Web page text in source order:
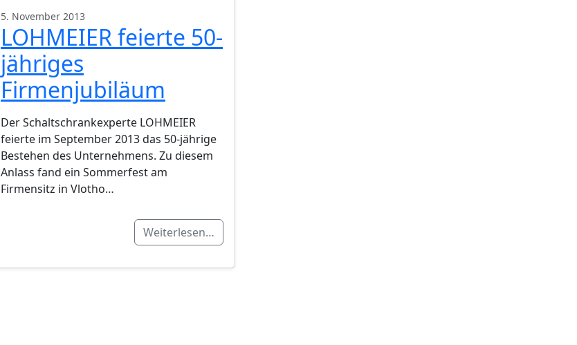
5. November 2013
LOHMEIER feierte 50-
jähriges
Firmenjubiläum
Der Schaltschrankexperte LOHMEIER
feierte im September 2013 das 50-jährige
Bestehen des Unternehmens. Zu diesem
Anlass fand ein Sommerfest am
Firmensitz in Vlotho…
Weiterlesen…